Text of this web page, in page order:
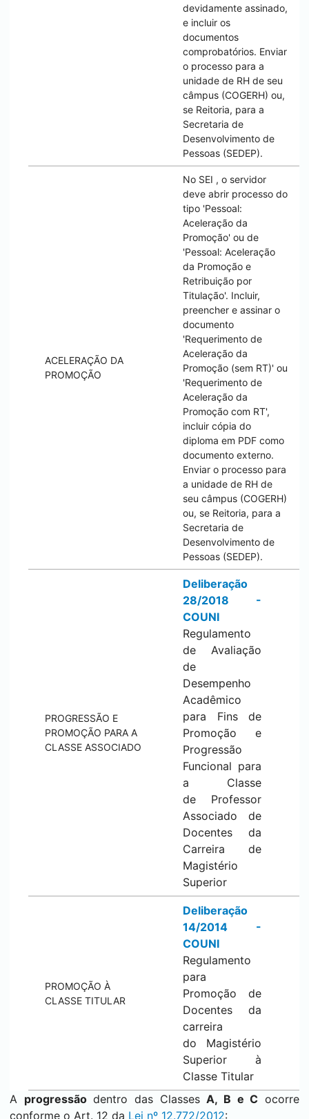
devidamente assinado,
e incluir os
documentos
comprobatórios. Enviar
o processo para a
unidade de RH de seu
câmpus (COGERH) ou,
se Reitoria, para a
Secretaria de
Desenvolvimento de
Pessoas (SEDEP).
ACELERAÇÃO DA
PROMOÇÃO
No SEI , o servidor
deve abrir processo do
tipo 'Pessoal:
Aceleração da
Promoção' ou de
'Pessoal: Aceleração
da Promoção e
Retribuição por
Titulação'. Incluir,
preencher e assinar o
documento
'Requerimento de
Aceleração da
Promoção (sem RT)' ou
'Requerimento de
Aceleração da
Promoção com RT',
incluir cópia do
diploma em PDF como
documento externo.
Enviar o processo para
a unidade de RH de
seu câmpus (COGERH)
ou, se Reitoria, para a
Secretaria de
Desenvolvimento de
Pessoas (SEDEP).
PROGRESSÃO E
PROMOÇÃO PARA A
CLASSE ASSOCIADO
Deliberação
28/2018 -
COUNI
Regulamento
de Avaliação
de
Desempenho
Acadêmico
para Fins de
Promoção e
Progressão
Funcional para
a Classe
de Professor
Associado de
Docentes da
Carreira de
Magistério
Superior
PROMOÇÃO À
CLASSE TITULAR
Deliberação
14/2014 -
COUNI
Regulamento
para
Promoção de
Docentes da
carreira
do Magistério
Superior à
Classe Titular
A progressãodentro das ClassesA, B e C ocorre
conforme o Art. 12 da Lei nº 12.772/2012: